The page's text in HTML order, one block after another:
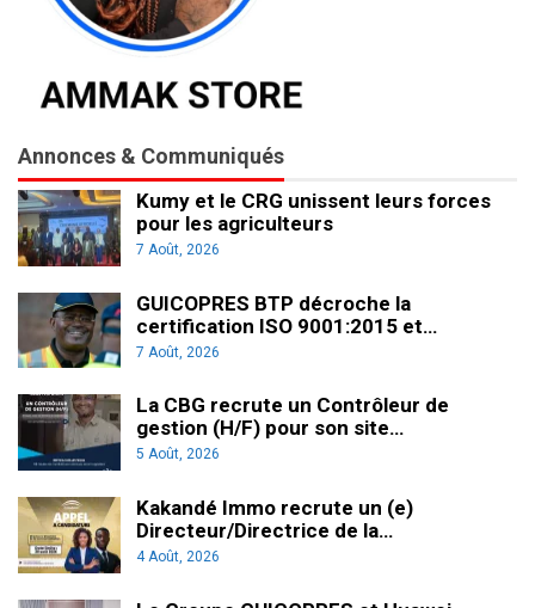
Annonces & Communiqués
Kumy et le CRG unissent leurs forces
pour les agriculteurs
7 Août, 2026
GUICOPRES BTP décroche la
certification ISO 9001:2015 et…
7 Août, 2026
La CBG recrute un Contrôleur de
gestion (H/F) pour son site…
5 Août, 2026
Kakandé Immo recrute un (e)
Directeur/Directrice de la…
4 Août, 2026